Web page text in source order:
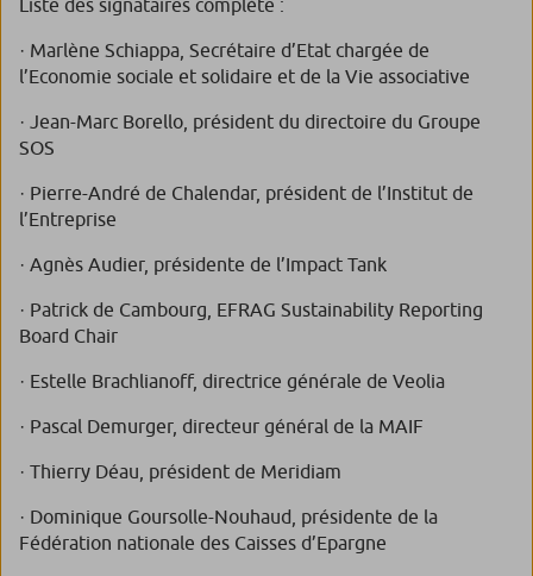
Liste des signataires complète :
· Marlène Schiappa, Secrétaire d’Etat chargée de
l’Economie sociale et solidaire et de la Vie associative
· Jean-Marc Borello, président du directoire du Groupe
SOS
· Pierre-André de Chalendar, président de l’Institut de
l’Entreprise
· Agnès Audier, présidente de l’Impact Tank
· Patrick de Cambourg, EFRAG Sustainability Reporting
Board Chair
· Estelle Brachlianoff, directrice générale de Veolia
· Pascal Demurger, directeur général de la MAIF
· Thierry Déau, président de Meridiam
· Dominique Goursolle-Nouhaud, présidente de la
Fédération nationale des Caisses d’Epargne